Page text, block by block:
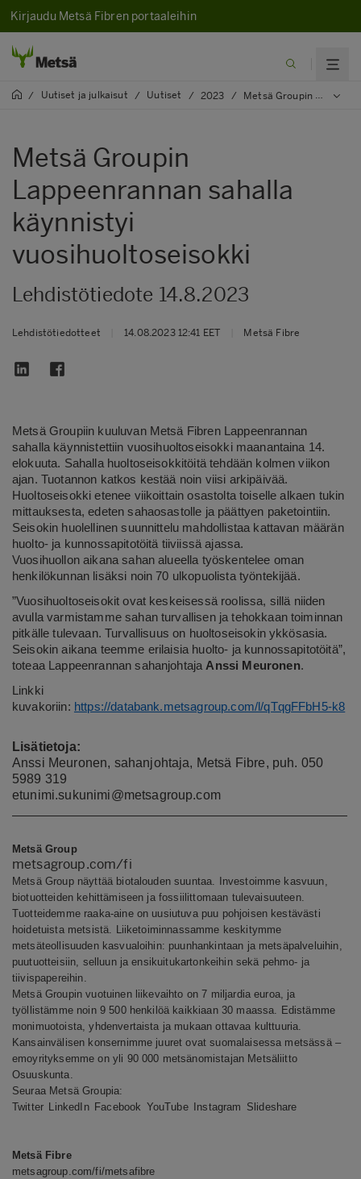
Kirjaudu Metsä Fibren portaaleihin
/ Uutiset ja julkaisut / Uutiset / 2023 / Metsä Groupin Lappeenrannan sahalla käynnistyi vuosihuoltoseisokki
Metsä Groupin
Lappeenrannan sahalla
käynnistyi
vuosihuoltoseisokki
Lehdistötiedote 14.8.2023
Lehdistötiedotteet 14.08.2023 12:41 EET Metsä Fibre
Metsä Groupiin kuuluvan Metsä Fibren Lappeenrannan
sahalla käynnistettiin vuosihuoltoseisokki maanantaina 14.
elokuuta. Sahalla huoltoseisokkitöitä tehdään kolmen viikon
ajan. Tuotannon katkos kestää noin viisi arkipäivää.
Huoltoseisokki etenee viikoittain osastolta toiselle alkaen tukin
mittauksesta, edeten sahaosastolle ja päättyen paketointiin.
Seisokin huolellinen suunnittelu mahdollistaa kattavan määrän
huolto- ja kunnossapitotöitä tiiviissä ajassa.
Vuosihuollon aikana sahan alueella työskentelee oman
henkilökunnan lisäksi noin 70 ulkopuolista työntekijää.
”Vuosihuoltoseisokit ovat keskeisessä roolissa, sillä niiden
avulla varmistamme sahan turvallisen ja tehokkaan toiminnan
pitkälle tulevaan. Turvallisuus on huoltoseisokin ykkösasia.
Seisokin aikana teemme erilaisia huolto- ja kunnossapitotöitä”,
toteaa Lappeenrannan sahanjohtaja Anssi Meuronen.
Linkki
kuvakoriin: https://databank.metsagroup.com/l/qTqgFFbH5-k8
Lisätietoja:
Anssi Meuronen, sahanjohtaja, Metsä Fibre, puh. 050
5989 319
etunimi.sukunimi@metsagroup.com
Metsä Group
metsagroup.com/fi
Metsä Group näyttää biotalouden suuntaa. Investoimme kasvuun,
biotuotteiden kehittämiseen ja fossiilittomaan tulevaisuuteen.
Tuotteidemme raaka-aine on uusiutuva puu pohjoisen kestävästi
hoidetuista metsistä. Liiketoiminnassamme keskitymme
metsäteollisuuden kasvualoihin: puunhankintaan ja metsäpalveluihin,
puutuotteisiin, selluun ja ensikuitukartonkeihin sekä pehmo- ja
tiivispapereihin.
Metsä Groupin vuotuinen liikevaihto on 7 miljardia euroa, ja
työllistämme noin 9 500 henkilöä kaikkiaan 30 maassa. Edistämme
monimuotoista, yhdenvertaista ja mukaan ottavaa kulttuuria.
Kansainvälisen konsernimme juuret ovat suomalaisessa metsässä –
emoyrityksemme on yli 90 000 metsänomistajan Metsäliitto
Osuuskunta.
Seuraa Metsä Groupia:
Twitter LinkedIn Facebook YouTube Instagram Slideshare
Metsä Fibre
metsagroup.com/fi/metsafibre